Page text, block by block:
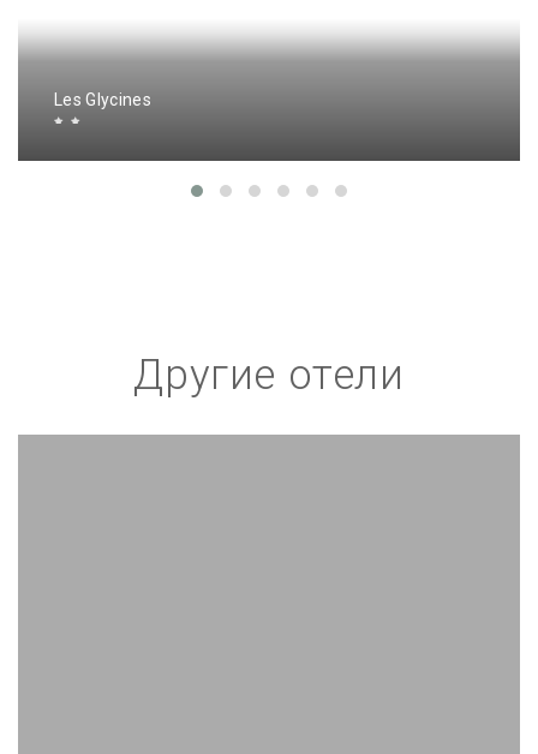
Les Glycines
Другие отели